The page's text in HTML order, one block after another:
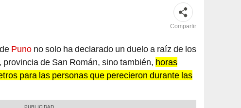
Compartir
, provincia de San Román, sino también, horas
para las personas que perecieron durante las